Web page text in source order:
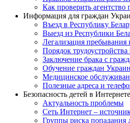
Как проверить агентство
Информация для граждан
Въезд в Республику
Выезд из Республики
Легализация пребывания
Порядок
Заключение брака с
Обучение граждан
Медицинское
Полезные адреса и
Безопасность детей в Интернете
Актуальность проблемы
Сеть Интернет –
Группы риска попадания